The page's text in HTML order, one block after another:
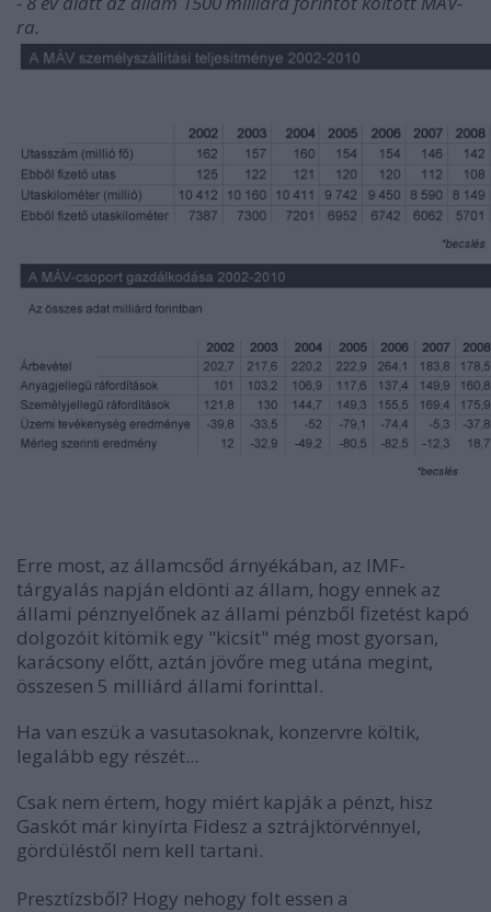
ra.
Erre most, az államcsőd árnyékában, az IMF-
tárgyalás napján eldönti az állam, hogy ennek az
állami pénznyelőnek az állami pénzből fizetést kapó
dolgozóit kitömik egy "kicsit" még most gyorsan,
karácsony előtt, aztán jövőre meg utána megint,
összesen 5 milliárd állami forinttal.
Ha van eszük a vasutasoknak, konzervre költik,
legalább egy részét...
Csak nem értem, hogy miért kapják a pénzt, hisz
Gaskót már kinyírta Fidesz a sztrájktörvénnyel,
gördüléstől nem kell tartani.
Presztízsből? Hogy nehogy folt essen a